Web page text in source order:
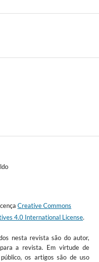
Creative Commons
4.0 International License.
nesta revista são do autor,
a revista. Em virtude de
os artigos são de uso